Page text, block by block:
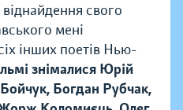
свого
мені
інших поетів Нью-
знімалися Юрій
Богдан Рубчак,